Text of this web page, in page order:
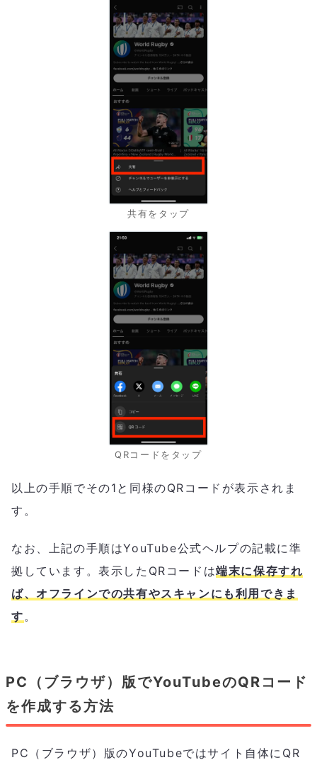
共有をタップ
QRコードをタップ
以上の手順でその1と同様のQRコードが表示されま
す。
なお、上記の手順はYouTube公式ヘルプの記載に準
拠しています。表示したQRコードは端末に保存すれ
ば、オフラインでの共有やスキャンにも利用できま
す 。
PC（ブラウザ）版でYouTubeのQRコード
を作成する方法
PC（ブラウザ）版のYouTubeではサイト自体にQR